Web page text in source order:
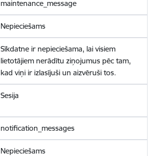
maintenance_message
Nepieciešams
Sīkdatne ir nepieciešama, lai visiem
lietotājiem nerādītu ziņojumus pēc tam,
kad viņi ir izlasījuši un aizvēruši tos.
Sesija
notification_messages
Nepieciešams